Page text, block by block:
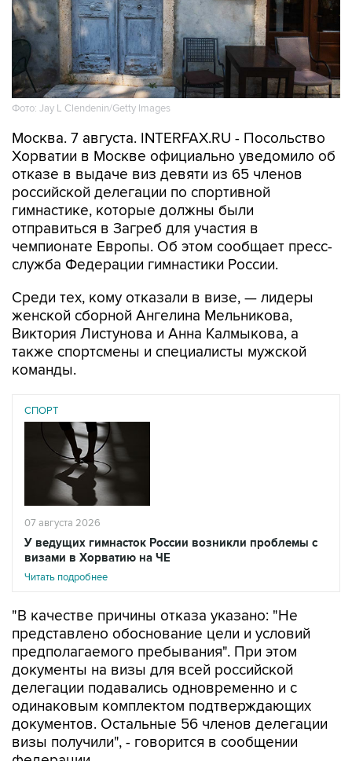
Фото: Jay L Clendenin/Getty Images
Москва. 7 августа. INTERFAX.RU - Посольство
Хорватии в Москве официально уведомило об
отказе в выдаче виз девяти из 65 членов
российской делегации по спортивной
гимнастике, которые должны были
отправиться в Загреб для участия в
чемпионате Европы. Об этом сообщает пресс-
служба Федерации гимнастики России.
Среди тех, кому отказали в визе, — лидеры
женской сборной Ангелина Мельникова,
Виктория Листунова и Анна Калмыкова, а
также спортсмены и специалисты мужской
команды.
СПОРТ
07 августа 2026
У ведущих гимнасток России возникли проблемы с
визами в Хорватию на ЧЕ
Читать подробнее
"В качестве причины отказа указано: "Не
представлено обоснование цели и условий
предполагаемого пребывания". При этом
документы на визы для всей российской
делегации подавались одновременно и с
одинаковым комплектом подтверждающих
документов. Остальные 56 членов делегации
визы получили", - говорится в сообщении